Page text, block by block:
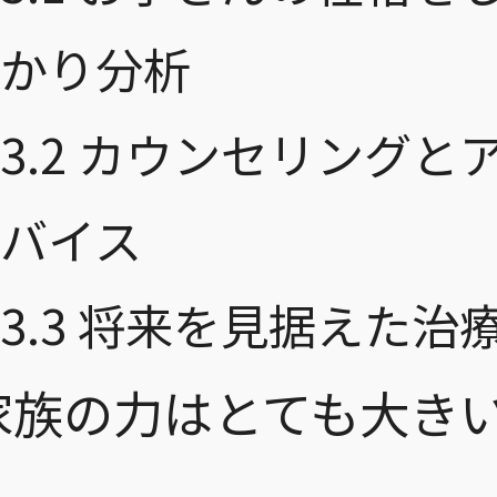
かり分析
3.2 カウンセリングと
バイス
3.3 将来を見据えた治
の力はとても大き